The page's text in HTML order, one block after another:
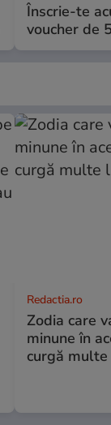
Înscrie-te
voucher de
Redactia.ro
Zodia care
minune în
curgă